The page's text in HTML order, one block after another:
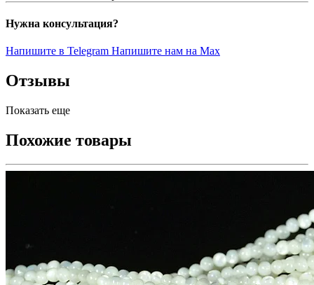
Нужна консультация?
Напишите в Telegram Напишите нам на Max
Отзывы
Показать еще
Похожие товары